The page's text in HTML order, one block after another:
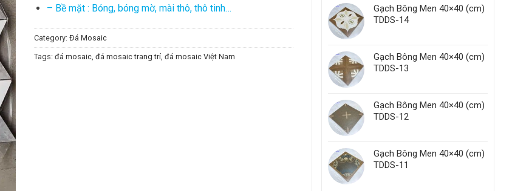
Gạch Bông Men 40×40 (cm)
TDDS-14
Gạch Bông Men 40×40 (cm)
TDDS-13
Gạch Bông Men 40×40 (cm)
TDDS-12
Gạch Bông Men 40×40 (cm)
TDDS-11
– Bề mặt : Bóng, bóng mờ, mài thô, thô tinh…
Category: Đá Mosaic
Tags: đá mosaic, đá mosaic trang trí, đá mosaic Việt Nam